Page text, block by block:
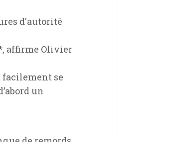
d'autorité
affirme Olivier
facilement se
un